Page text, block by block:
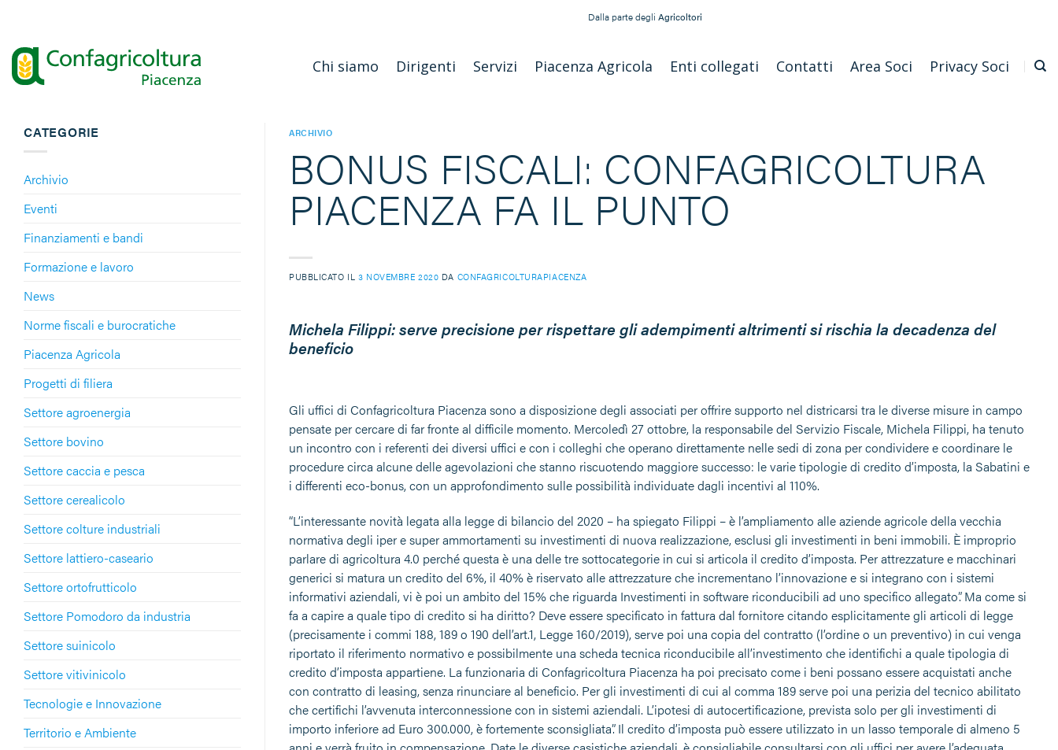
contenuti
Dalla parte degli Agricoltori
Chi siamo Dirigenti Servizi Piacenza Agricola Enti collegati Contatti Area Soci Privacy Soci
CATEGORIE
Archivio
Eventi
Finanziamenti e bandi
Formazione e lavoro
News
Norme fiscali e burocratiche
Piacenza Agricola
Progetti di filiera
Settore agroenergia
Settore bovino
Settore caccia e pesca
Settore cerealicolo
Settore colture industriali
Settore lattiero-caseario
Settore ortofrutticolo
Settore Pomodoro da industria
Settore suinicolo
Settore vitivinicolo
Tecnologie e Innovazione
Territorio e Ambiente
ARCHIVIO
BONUS FISCALI: CONFAGRICOLTURA
PIACENZA FA IL PUNTO
PUBBLICATO IL 3 NOVEMBRE 2020 DA CONFAGRICOLTURAPIACENZA
Michela Filippi: serve precisione per rispettare gli adempimenti altrimenti si rischia la decadenza del
beneficio
Gli uffici di Confagricoltura Piacenza sono a disposizione degli associati per offrire supporto nel districarsi tra le diverse misure in campo
pensate per cercare di far fronte al difficile momento. Mercoledì 27 ottobre, la responsabile del Servizio Fiscale, Michela Filippi, ha tenuto
un incontro con i referenti dei diversi uffici e con i colleghi che operano direttamente nelle sedi di zona per condividere e coordinare le
procedure circa alcune delle agevolazioni che stanno riscuotendo maggiore successo: le varie tipologie di credito d’imposta, la Sabatini e
i differenti eco-bonus, con un approfondimento sulle possibilità individuate dagli incentivi al 110%.
“L’interessante novità legata alla legge di bilancio del 2020 – ha spiegato Filippi – è l’ampliamento alle aziende agricole della vecchia
normativa degli iper e super ammortamenti su investimenti di nuova realizzazione, esclusi gli investimenti in beni immobili. È improprio
parlare di agricoltura 4.0 perché questa è una delle tre sottocategorie in cui si articola il credito d’imposta. Per attrezzature e macchinari
generici si matura un credito del 6%, il 40% è riservato alle attrezzature che incrementano l’innovazione e si integrano con i sistemi
informativi aziendali, vi è poi un ambito del 15% che riguarda Investimenti in software riconducibili ad uno specifico allegato”. Ma come si
fa a capire a quale tipo di credito si ha diritto? Deve essere specificato in fattura dal fornitore citando esplicitamente gli articoli di legge
(precisamente i commi 188, 189 o 190 dell’art.1, Legge 160/2019), serve poi una copia del contratto (l’ordine o un preventivo) in cui venga
riportato il riferimento normativo e possibilmente una scheda tecnica riconducibile all’investimento che identifichi a quale tipologia di
credito d’imposta appartiene. La funzionaria di Confagricoltura Piacenza ha poi precisato come i beni possano essere acquistati anche
con contratto di leasing, senza rinunciare al beneficio. Per gli investimenti di cui al comma 189 serve poi una perizia del tecnico abilitato
che certifichi l’avvenuta interconnessione con in sistemi aziendali. L’ipotesi di autocertificazione, prevista solo per gli investimenti di
importo inferiore ad Euro 300.000, è fortemente sconsigliata”. Il credito d’imposta può essere utilizzato in un lasso temporale di almeno 5